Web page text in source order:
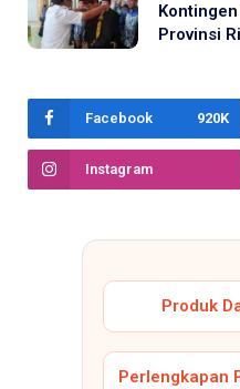
Provinsi
Facebook 920K
Instagram
Produk
Perlengkapan